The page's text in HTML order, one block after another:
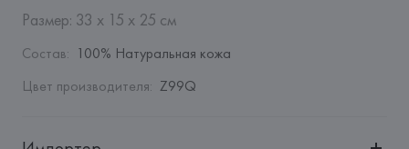
Размер: 33 х 15 х 25 см
Состав: 100% Натуральная кожа
Цвет производителя: Z99Q